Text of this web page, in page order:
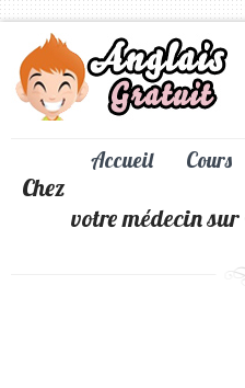
Accueil Cours
Chez
votre médecin